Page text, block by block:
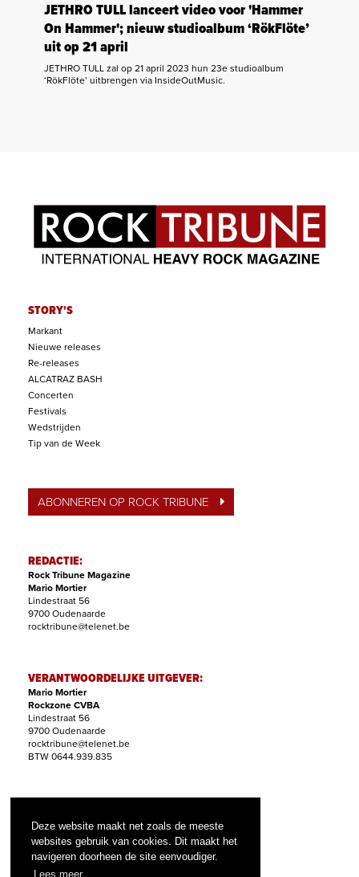
Deze website maakt net zoals de meeste
websites gebruik van cookies. Dit maakt het
navigeren doorheen de site eenvoudiger.
Lees meer
JETHRO TULL lanceert video voor 'Hammer
On Hammer'; nieuw studioalbum ‘RökFlöte’
uit op 21 april
JETHRO TULL zal op 21 april 2023 hun 23e studioalbum
‘RökFlöte’ uitbrengen via InsideOutMusic.
STORY'S
Markant
Nieuwe releases
Re-releases
ALCATRAZ BASH
Concerten
Festivals
Wedstrijden
Tip van de Week
ABONNEREN OP ROCK TRIBUNE
REDACTIE:
Rock Tribune Magazine
Mario Mortier
Lindestraat 56
9700 Oudenaarde
rocktribune@telenet.be
VERANTWOORDELIJKE UITGEVER:
Mario Mortier
Rockzone CVBA
Lindestraat 56
9700 Oudenaarde
rocktribune@telenet.be
BTW 0644.939.835
Filip Nollet
abonnementen@rock-tribune.com